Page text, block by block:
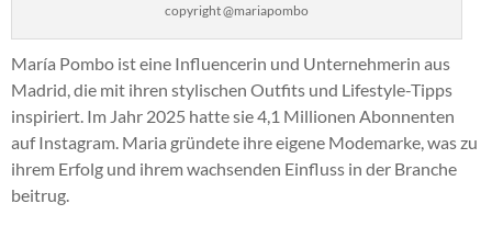
copyright @mariapombo
María Pombo ist eine Influencerin und Unternehmerin aus
Madrid, die mit ihren stylischen Outfits und Lifestyle-Tipps
inspiriert. Im Jahr 2025 hatte sie 4,1 Millionen Abonnenten
auf Instagram. Maria gründete ihre eigene Modemarke, was zu
ihrem Erfolg und ihrem wachsenden Einfluss in der Branche
beitrug.